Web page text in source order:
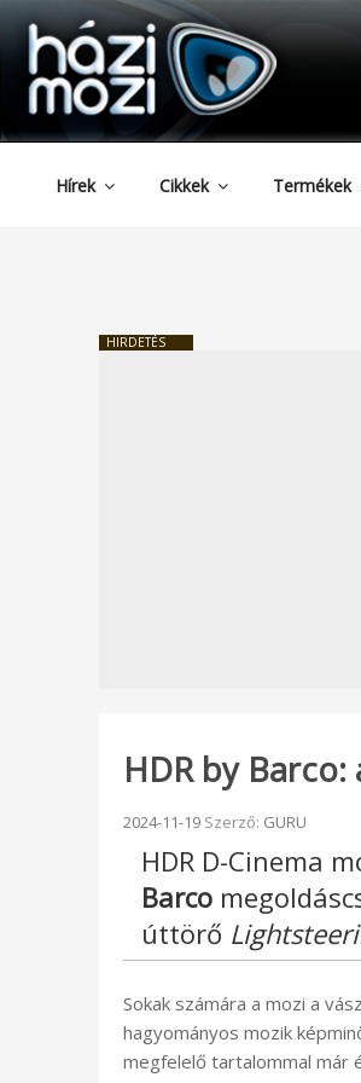
Tartalomhoz
HAZIMOZI
Hírek Cikkek Termékek
HIRDETÉS
HDR by
Beküldve:
2024-11-19 Szerző: GURU
HDR D-Cinema
Barco
úttörő
Sokak számára a mozi a
hagyományos mozik
megfelelő tartalommal már